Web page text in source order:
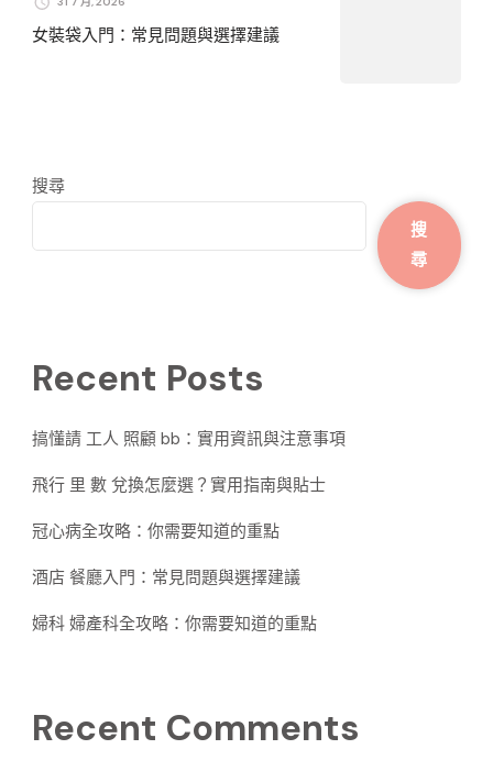
女裝袋入門：常見問題與選擇建議
搜尋
搜
尋
Recent Posts
搞懂請 工人 照顧 bb：實用資訊與注意事項
飛行 里 數 兌換怎麼選？實用指南與貼士
冠心病全攻略：你需要知道的重點
酒店 餐廳入門：常見問題與選擇建議
婦科 婦產科全攻略：你需要知道的重點
Recent Comments